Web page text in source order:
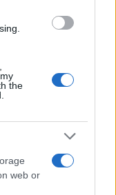
the
web or
scientifica e
a mano.